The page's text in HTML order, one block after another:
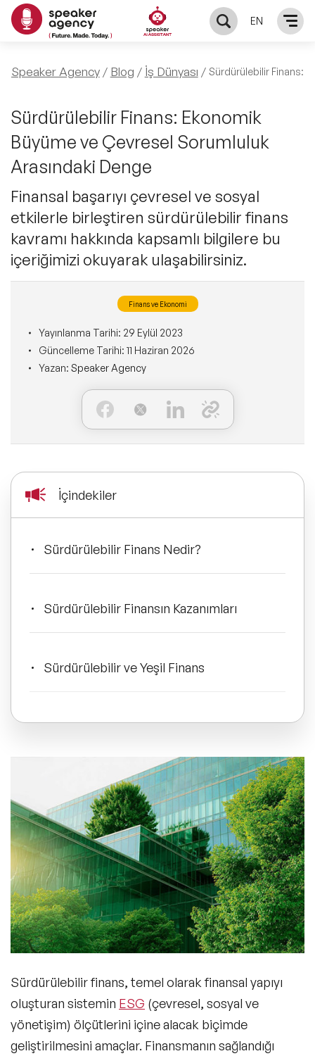
EN
KONUŞMACILAR
Yerel Konuşmacılar
Global Konuşmacılar
Tüm Konuşmacılar
KONULAR
Öne Çıkan Konular
Exclusive Konuşmacılarımız
Ünlü Konuşmacılar
İlham Veren Konuşmacılar
İlham Veren Kadın Konuşmacılar
Kişisel Dönüşüm Konuşmacıları
Sürdürülebilirlik Konuşmacıları
Yeni Konuşmacılarımız
Pazarlama Konuşmacıları
Mindfulness Konuşmacıları
ve Kapsayıcılık Konuşmacıları
Tüm Konular
🔥 Global Konuşmacılar
🔥 Motivasyon Konuşmacıları
🔥 Liderlik Konuşmacıları
🔥 Ekonomi Konuşmacıları
🔥 Yapay Zeka Konuşmacıları
ÇÖZÜMLER
Keynote & Konuşma
Master Class Workshop
Deneyim Odaklı Çözümler
Konuşmacı Özel Çözümleri
Tüm Çözümler
INFLUENCER
HAKKIMIZDA
Biz Kimiz?
Ne Yaparız?
Kim İçin Yaparız?
Referanslarımız
Sıkça Sorulan Sorular
BLOG
İLETİŞİM
Speaker Agency Blog İş Dünyası Sürdürülebilir Finans:
Sürdürülebilir Finans: Ekonomik
Büyüme ve Çevresel Sorumluluk
Arasındaki Denge
Finansal başarıyı çevresel ve sosyal
etkilerle birleştiren sürdürülebilir finans
kavramı hakkında kapsamlı bilgilere bu
içeriğimizi okuyarak ulaşabilirsiniz.
Finans ve Ekonomi
Yayınlanma Tarihi: 29 Eylül 2023
Güncelleme Tarihi: 11 Haziran 2026
Yazan: Speaker Agency
İçindekiler
Sürdürülebilir Finans Nedir?
Sürdürülebilir Finansın Kazanımları
Sürdürülebilir ve Yeşil Finans
Sürdürülebilir Finans Çözümleri
Sık Sorulan Sorular
Sürdürülebilir finans, temel olarak finansal yapıyı
oluşturan sistemin ESG (çevresel, sosyal ve
yönetişim) ölçütlerini içine alacak biçimde
geliştirilmesini amaçlar. Finansmanın sağlandığı